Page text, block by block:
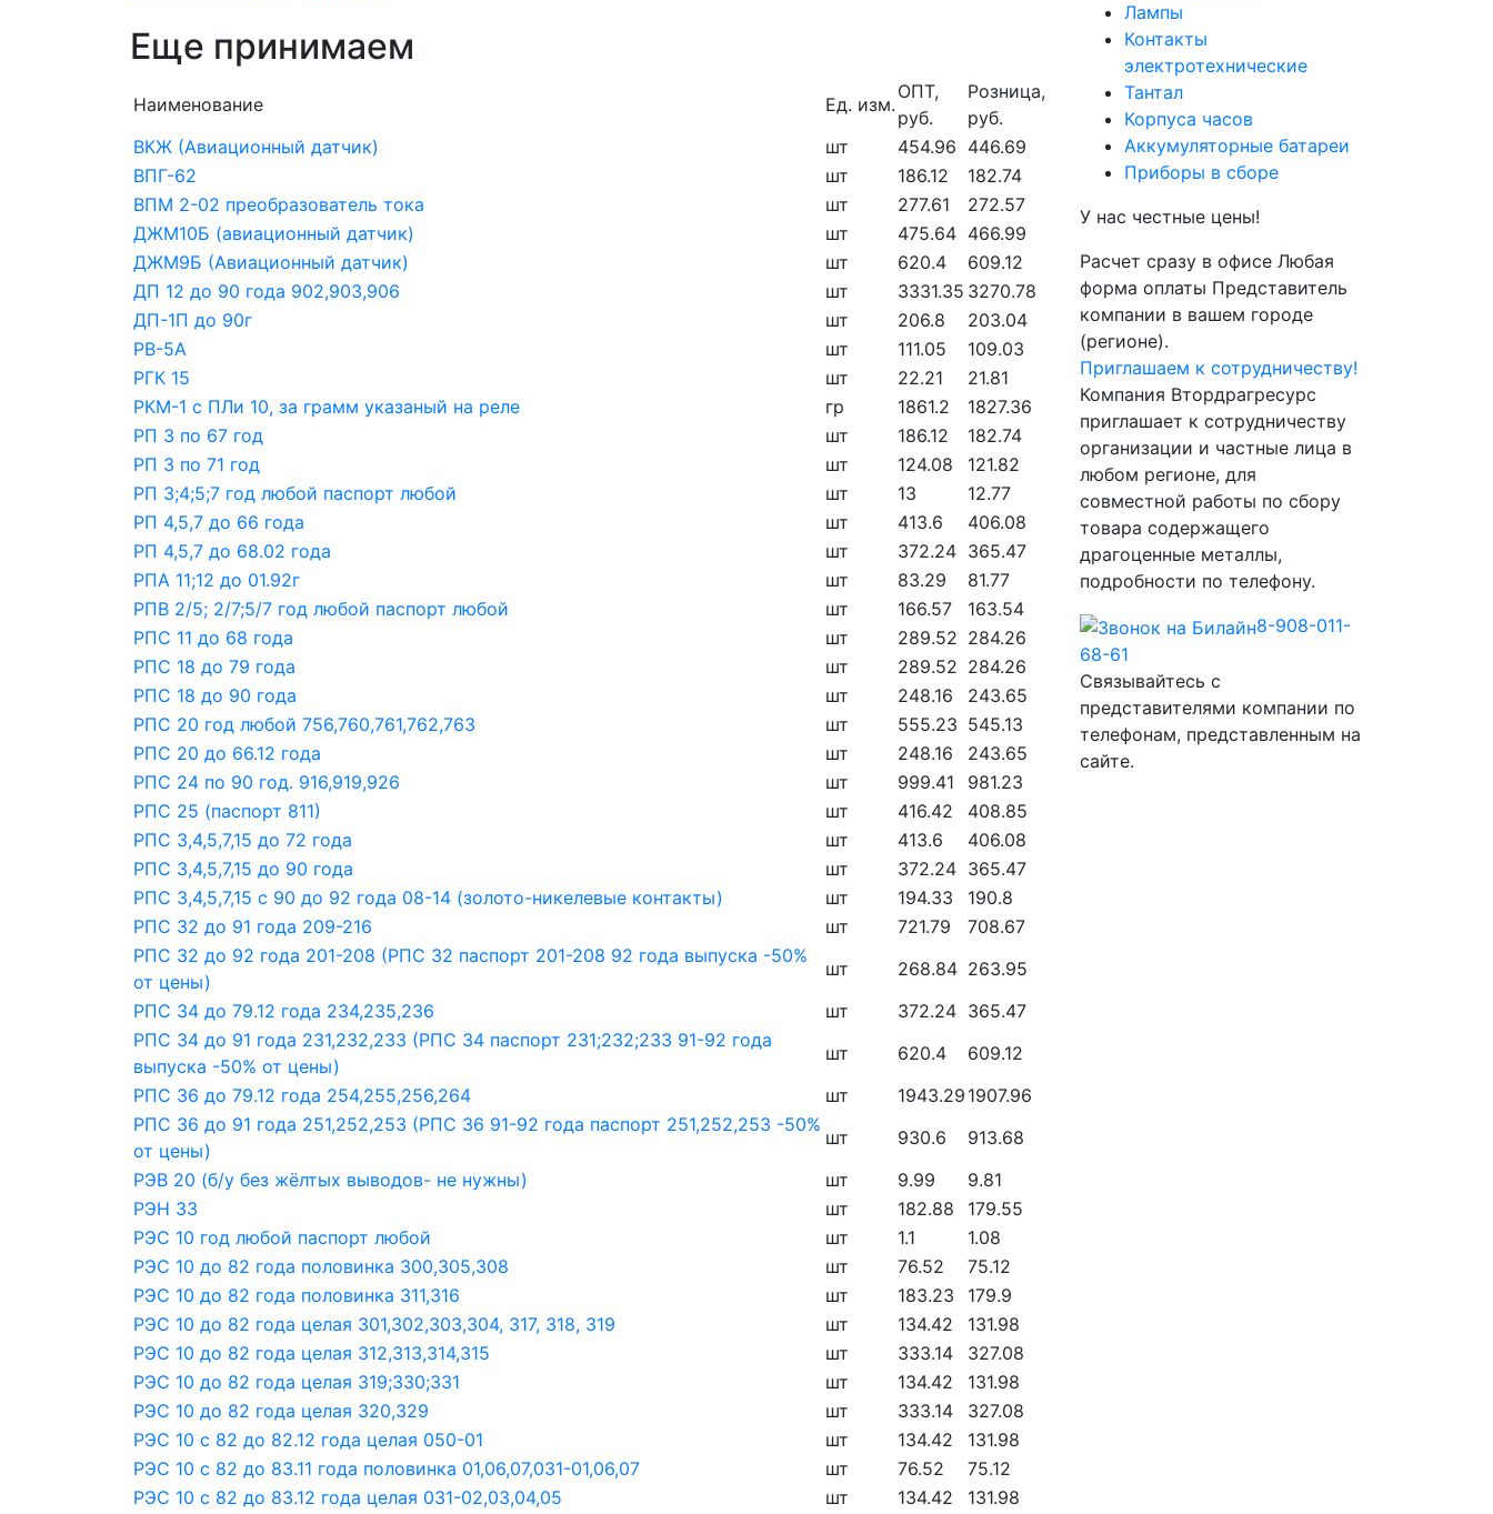
Еще принимаем
Наименование Ед. изм.
ОПТ,
руб.
Розница,
руб.
ВКЖ (Авиационный датчик)
шт 454.96 446.69
ВПГ-62
шт 186.12
182.74
ВПМ 2-02 преобразователь тока
шт 277.61
272.57
ДЖМ10Б (авиационный датчик)
шт 475.64 466.99
ДЖМ9Б (Авиационный датчик)
шт 620.4
609.12
ДП 12 до 90 года 902,903,906
шт 3331.35 3270.78
ДП-1П до 90г
шт 206.8
203.04
РВ-5А
шт 111.05
109.03
РГК 15
шт 22.21
21.81
РКМ-1 с ПЛи 10, за грамм указаный на реле
гр 1861.2
1827.36
РП 3 по 67 год
шт 186.12
182.74
РП 3 по 71 год
шт 124.08
121.82
РП 3;4;5;7 год любой паспорт любой
шт 13
12.77
РП 4,5,7 до 66 года
шт 413.6
406.08
РП 4,5,7 до 68.02 года
шт 372.24 365.47
РПА 11;12 до 01.92г
шт 83.29
81.77
РПВ 2/5; 2/7;5/7 год любой паспорт любой
шт 166.57
163.54
РПС 11 до 68 года
шт 289.52 284.26
РПС 18 до 79 года
шт 289.52 284.26
РПС 18 до 90 года
шт 248.16
243.65
РПС 20 год любой 756,760,761,762,763
шт 555.23 545.13
РПС 20 до 66.12 года
шт 248.16
243.65
РПС 24 по 90 год. 916,919,926
шт 999.41
981.23
РПС 25 (паспорт 811)
шт 416.42
408.85
РПС 3,4,5,7,15 до 72 года
шт 413.6
406.08
РПС 3,4,5,7,15 до 90 года
шт 372.24 365.47
РПС 3,4,5,7,15 с 90 до 92 года 08-14 (золото-никелевые контакты)
шт 194.33
190.8
РПС 32 до 91 года 209-216
шт 721.79
708.67
РПС 32 до 92 года 201-208 (РПС 32 паспорт 201-208 92 года выпуска -50%
от цены)
шт 268.84 263.95
РПС 34 до 79.12 года 234,235,236
шт 372.24 365.47
РПС 34 до 91 года 231,232,233 (РПС 34 паспорт 231;232;233 91-92 года
выпуска -50% от цены)
шт 620.4
609.12
РПС 36 до 79.12 года 254,255,256,264
шт 1943.29 1907.96
РПС 36 до 91 года 251,252,253 (РПС 36 91-92 года паспорт 251,252,253 -50%
от цены)
шт 930.6
913.68
РЭВ 20 (б/у без жёлтых выводов- не нужны)
шт 9.99
9.81
РЭН 33
шт 182.88
179.55
РЭС 10 год любой паспорт любой
шт 1.1
1.08
РЭС 10 до 82 года половинка 300,305,308
шт 76.52
75.12
РЭС 10 до 82 года половинка 311,316
шт 183.23
179.9
РЭС 10 до 82 года целая 301,302,303,304, 317, 318, 319
шт 134.42
131.98
РЭС 10 до 82 года целая 312,313,314,315
шт 333.14
327.08
РЭС 10 до 82 года целая 319;330;331
шт 134.42
131.98
РЭС 10 до 82 года целая 320,329
шт 333.14
327.08
РЭС 10 с 82 до 82.12 года целая 050-01
шт 134.42
131.98
РЭС 10 с 82 до 83.11 года половинка 01,06,07,031-01,06,07
шт 76.52
75.12
РЭС 10 с 82 до 83.12 года целая 031-02,03,04,05
шт 134.42
131.98
Лампы
Контакты
электротехнические
Тантал
Корпуса часов
Аккумуляторные батареи
Приборы в сборе
У нас честные цены!
Расчет сразу в офисе Любая
форма оплаты Представитель
компании в вашем городе
(регионе).
Приглашаем к сотрудничеству!
Компания Втордрагресурс
приглашает к сотрудничеству
организации и частные лица в
любом регионе, для
совместной работы по сбору
товара содержащего
драгоценные металлы,
подробности по телефону.
8-908-011-
68-61
Связывайтесь с
представителями компании по
телефонам, представленным на
сайте.